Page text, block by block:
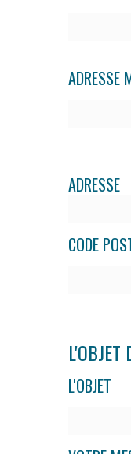
ADRESSE
ADRESSE
CODE
L'OBJET
L'OBJET